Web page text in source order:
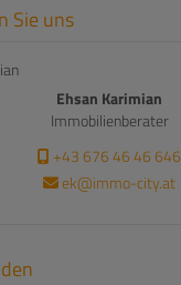
Sie uns
Ehsan Karimian
Immobilienberater
+43 676 46 46 646
ek@immo-city.at